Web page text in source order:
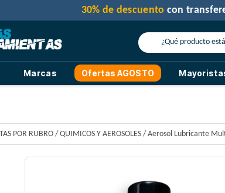
Marcas Ofertas AGOSTO
30% de
POR RUBRO / QUIMICOS Y AEROSOLES / Aerosol Lubricante